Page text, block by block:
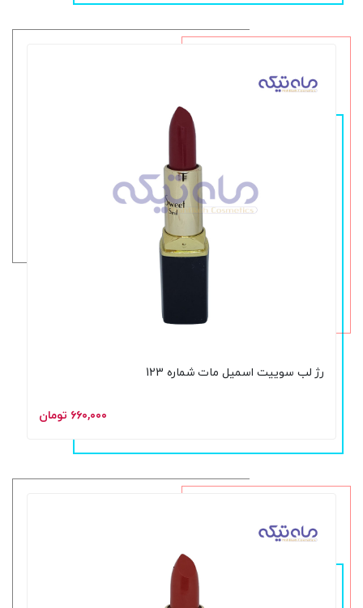
رژ لب سوییت اسمیل مات شماره 123
۶۶۰,۰۰۰ تومان